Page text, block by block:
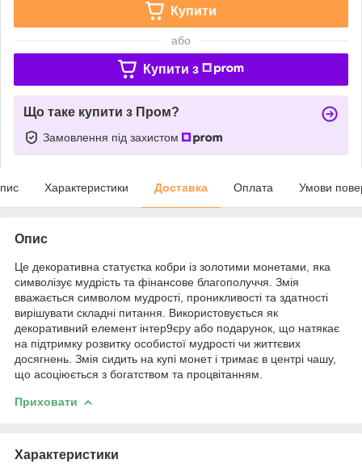
Купити
або
Купити з
Що таке купити з Пром?
Замовлення під захистом
Характеристики Доставка Оплата Умови
Опис
Це декоративна статуєтка кобри із золотими монетами, яка
символізує мудрість та фінансове благополуччя. Змія
вважається символом мудрості, проникливості та здатності
вирішувати складні питання. Використовується як
декоративний елемент інтер9єру або подарунок, що натякає
на підтримку розвитку особистої мудрості чи життєвих
досягнень. Змія сидить на купі монет і тримає в центрі чашу,
що асоціюється з богатством та процвітанням.
Приховати
Характеристики